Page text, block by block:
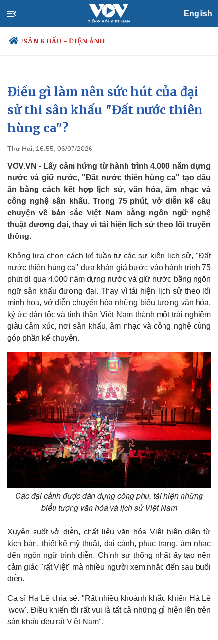
English
/SÂN KHẤU - ĐIỆN ẢNH
Chính trị
Đảng
Tổ chức nhân sự
Quốc hội
Nhận diện sự thật
Xã hội
Tin 24h
Dự báo thời tiết
Điều gì làm nên sức hút của đại
sử thi sân khấu "Đất nước thiên
hùng ca"?
Thứ Hai, 16:55, 06/07/2026
VOV.VN - Lấy cảm hứng từ hành trình 4.000 năm dựng
nước và giữ nước, "Đất nước thiên hùng ca" tạo dấu
ấn bằng cách kết hợp lịch sử, văn hóa, âm nhạc và
công nghệ sân khấu. Trong 75 phút, vở diễn kể câu
chuyện về bản sắc Việt Nam bằng ngôn ngữ nghệ
thuật đương đại, thay vì tái hiện lịch sử theo lối truyền
thống.
Không lựa chọn cách kể tuần tự các sự kiện lịch sử, "Đất
nước thiên hùng ca" đưa khán giả bước vào hành trình 75
phút đi qua 4.000 năm dựng nước và giữ nước bằng ngôn
ngữ sân khấu đương đại. Thay vì tái hiện lịch sử theo lối
minh họa, vở diễn chuyển hóa những biểu tượng văn hóa,
ký ức dân tộc và tinh thần Việt Nam thành một trải nghiệm
giàu cảm xúc, nơi sân khấu, âm nhạc và công nghệ cùng
góp phần kể chuyện.
Các đại cảnh được dàn dựng công phu, tái hiện những
biểu tượng văn hóa và lịch sử Việt Nam
Xuyên suốt vở diễn, chất liệu văn hóa Việt hiện diện từ
kịch bản, thiết kế mỹ thuật, đại cảnh, phục trang, âm nhạc
đến ngôn ngữ trình diễn. Chính sự thống nhất ấy tạo nên
cảm giác "rất Việt" mà nhiều người xem nhắc đến sau buổi
diễn.
Ca sĩ Hà Lê chia sẻ: "Rất nhiều khoảnh khắc khiến Hà Lê
'wow'. Điều khiến tôi rất vui là tất cả những gì hiện lên trên
sân khấu đều rất Việt Nam".